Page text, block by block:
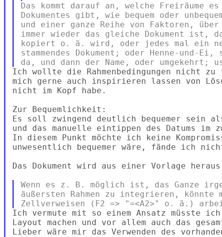
Das kommt darauf an, welche Freiräume
Dokumentes gibt, wie bequem oder
und einer ganze Reihe von Faktoren,
immer wieder das gleiche Dokument ist,
kopiert o. ä. wird, oder jedes mal ein
stammendes Dokument; oder Henne-und-
Ich wollte die Rahmenbedingungen nicht
mich gerne auch inspirieren lassen von
nicht im Kopf habe.
Zur Bequemlichkeit:
Es soll zwingend deutlich bequemer sein
und das manuelle eintippen des Datums im
In diesem Punkt möchte ich keine
unwesentlich bequemer wäre, fände ich
Das Dokument wird aus einer Vorlage
Wenn es z. B. möglich ist, das Ganze
äußersten Rahmen zu integrieren,
Ich vermute mit so einem Ansatz müsste ich
Layout machen und vor allem auch das
Lieber wäre mir das Verwenden des